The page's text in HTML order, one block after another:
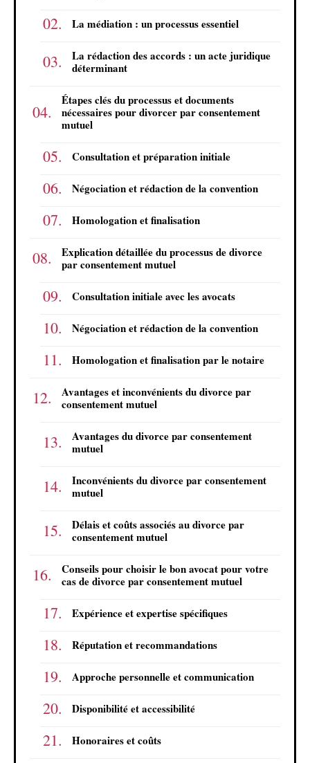
La médiation : un processus essentiel
La rédaction des accords : un acte juridique
déterminant
Étapes clés du processus et documents
nécessaires pour divorcer par consentement
mutuel
Consultation et préparation initiale
Négociation et rédaction de la convention
Homologation et finalisation
Explication détaillée du processus de divorce
par consentement mutuel
Consultation initiale avec les avocats
Négociation et rédaction de la convention
Homologation et finalisation par le notaire
Avantages et inconvénients du divorce par
consentement mutuel
Avantages du divorce par consentement
mutuel
Inconvénients du divorce par consentement
mutuel
Délais et coûts associés au divorce par
consentement mutuel
Conseils pour choisir le bon avocat pour votre
cas de divorce par consentement mutuel
Expérience et expertise spécifiques
Réputation et recommandations
Approche personnelle et communication
Disponibilité et accessibilité
Honoraires et coûts